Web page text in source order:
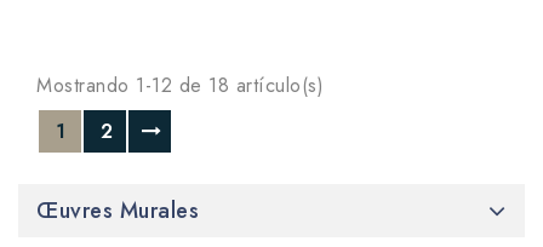
Mostrando 1-12 de 18 artículo(s)
1
2
Œuvres Murales